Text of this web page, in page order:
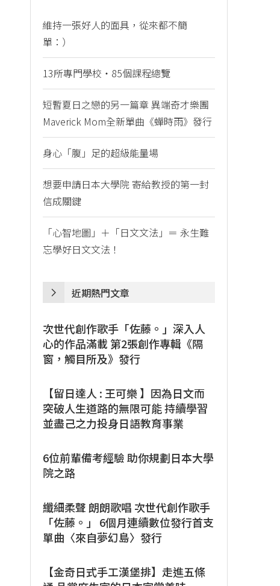
維持一張好人的面具，從來都不簡
單：）
13所專門學校・85個課程總覽
短暫夏日之戀的另一篇章 異端奇才樂團
Maverick Mom全新單曲《蟬時雨》發行
身心「腹」足的超級能量場
想要申請日本大學院 寄給教授的第一封
信成關鍵
「心智地圖」＋「日文文法」＝ 永生難
忘學好日文文法！
近期熱門文章
次世代創作歌手「佐藤。」深入人
心的作品滿載 第2張創作專輯《隔
窗，觸目所及》發行
【留日達人 : 王可樂 】因為日文而
突破人生道路的無限可能 持續學習
並盡己之力投身日語教育事業
6位前輩備考經驗 助你規劃日本大學
院之路
纖細柔聲 朗朗歌唱 次世代創作歌手
「佐藤。」 6個月連續數位發行首支
單曲〈來自夢幻島〉發行
【金奇日式手工漢堡排】走進五條